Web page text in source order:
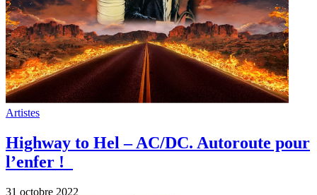
Artistes
Highway to Hel – AC/DC. Autoroute pour
l’enfer !
31 octobre 2022